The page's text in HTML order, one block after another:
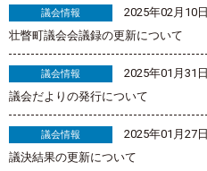
議会情報
2025年02月10日
壮瞥町議会会議録の更新について
議会情報
2025年01月31日
議会だよりの発行について
議会情報
2025年01月27日
議決結果の更新について